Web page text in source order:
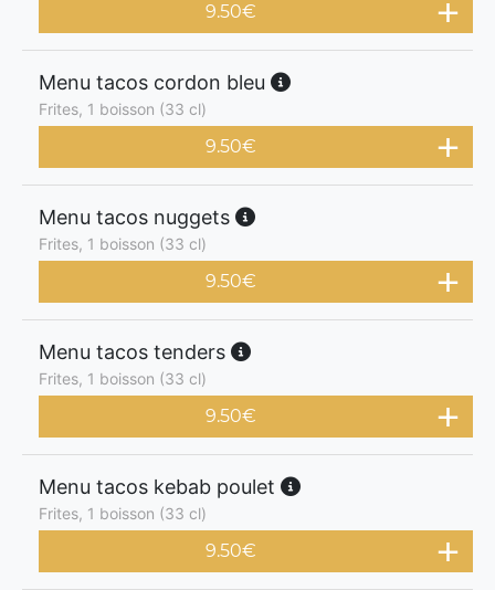
9.50€
Menu tacos cordon bleu
Frites, 1 boisson (33 cl)
9.50€
Menu tacos nuggets
Frites, 1 boisson (33 cl)
9.50€
Menu tacos tenders
Frites, 1 boisson (33 cl)
9.50€
Menu tacos kebab poulet
Frites, 1 boisson (33 cl)
9.50€